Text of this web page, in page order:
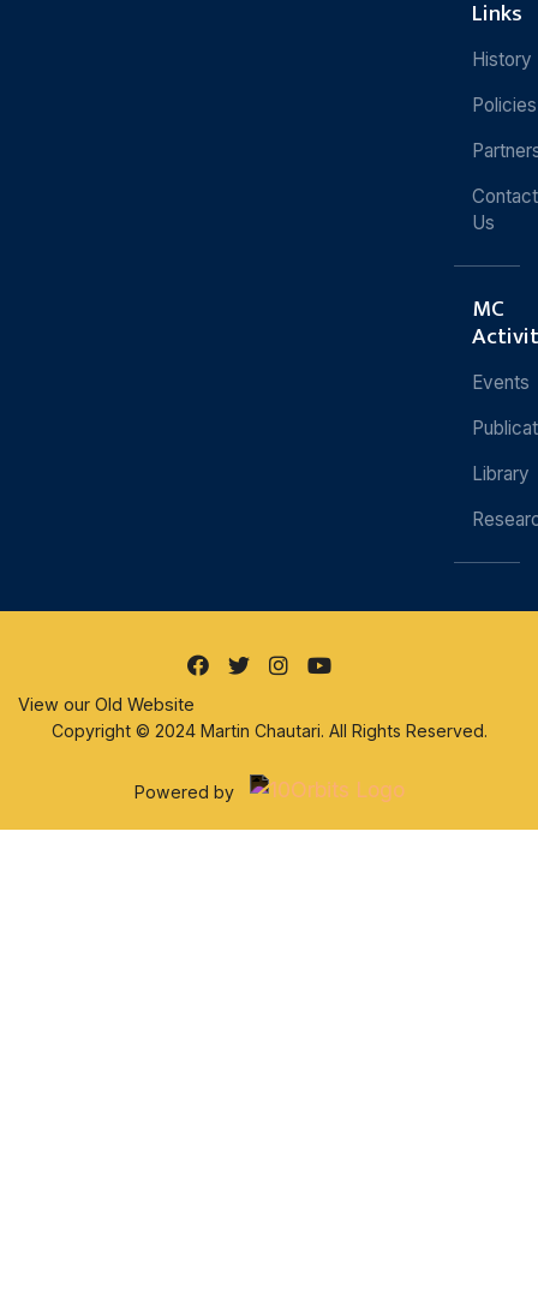
Links
History
Policies
Contact
Us
MC
Events
Library
View our Old Website
Copyright © 2024 Martin Chautari. All Rights Reserved.
Powered by